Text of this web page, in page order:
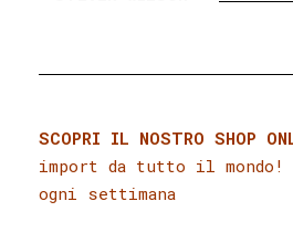
SCOPRI IL NOSTRO SHOP
import da tutto il
ogni settimana